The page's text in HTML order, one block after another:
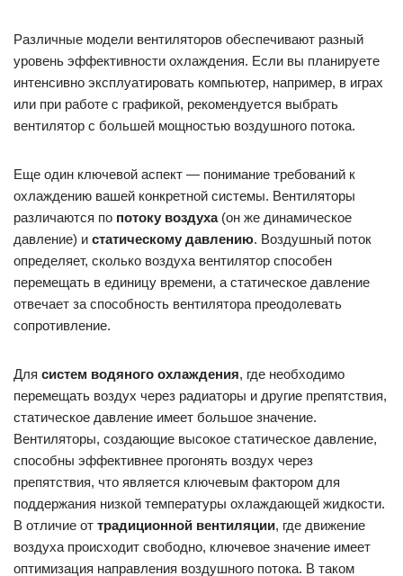
Различные модели вентиляторов обеспечивают разный
уровень эффективности охлаждения. Если вы планируете
интенсивно эксплуатировать компьютер, например, в играх
или при работе с графикой, рекомендуется выбрать
вентилятор с большей мощностью воздушного потока.
Еще один ключевой аспект — понимание требований к
охлаждению вашей конкретной системы. Вентиляторы
различаются по потоку воздуха(он же динамическое
давление) и статическому давлению. Воздушный поток
определяет, сколько воздуха вентилятор способен
перемещать в единицу времени, а статическое давление
отвечает за способность вентилятора преодолевать
сопротивление.
Для систем водяного охлаждения, где необходимо
перемещать воздух через радиаторы и другие препятствия,
статическое давление имеет большое значение.
Вентиляторы, создающие высокое статическое давление,
способны эффективнее прогонять воздух через
препятствия, что является ключевым фактором для
поддержания низкой температуры охлаждающей жидкости.
В отличие от традиционной вентиляции, где движение
воздуха происходит свободно, ключевое значение имеет
оптимизация направления воздушного потока. В таком